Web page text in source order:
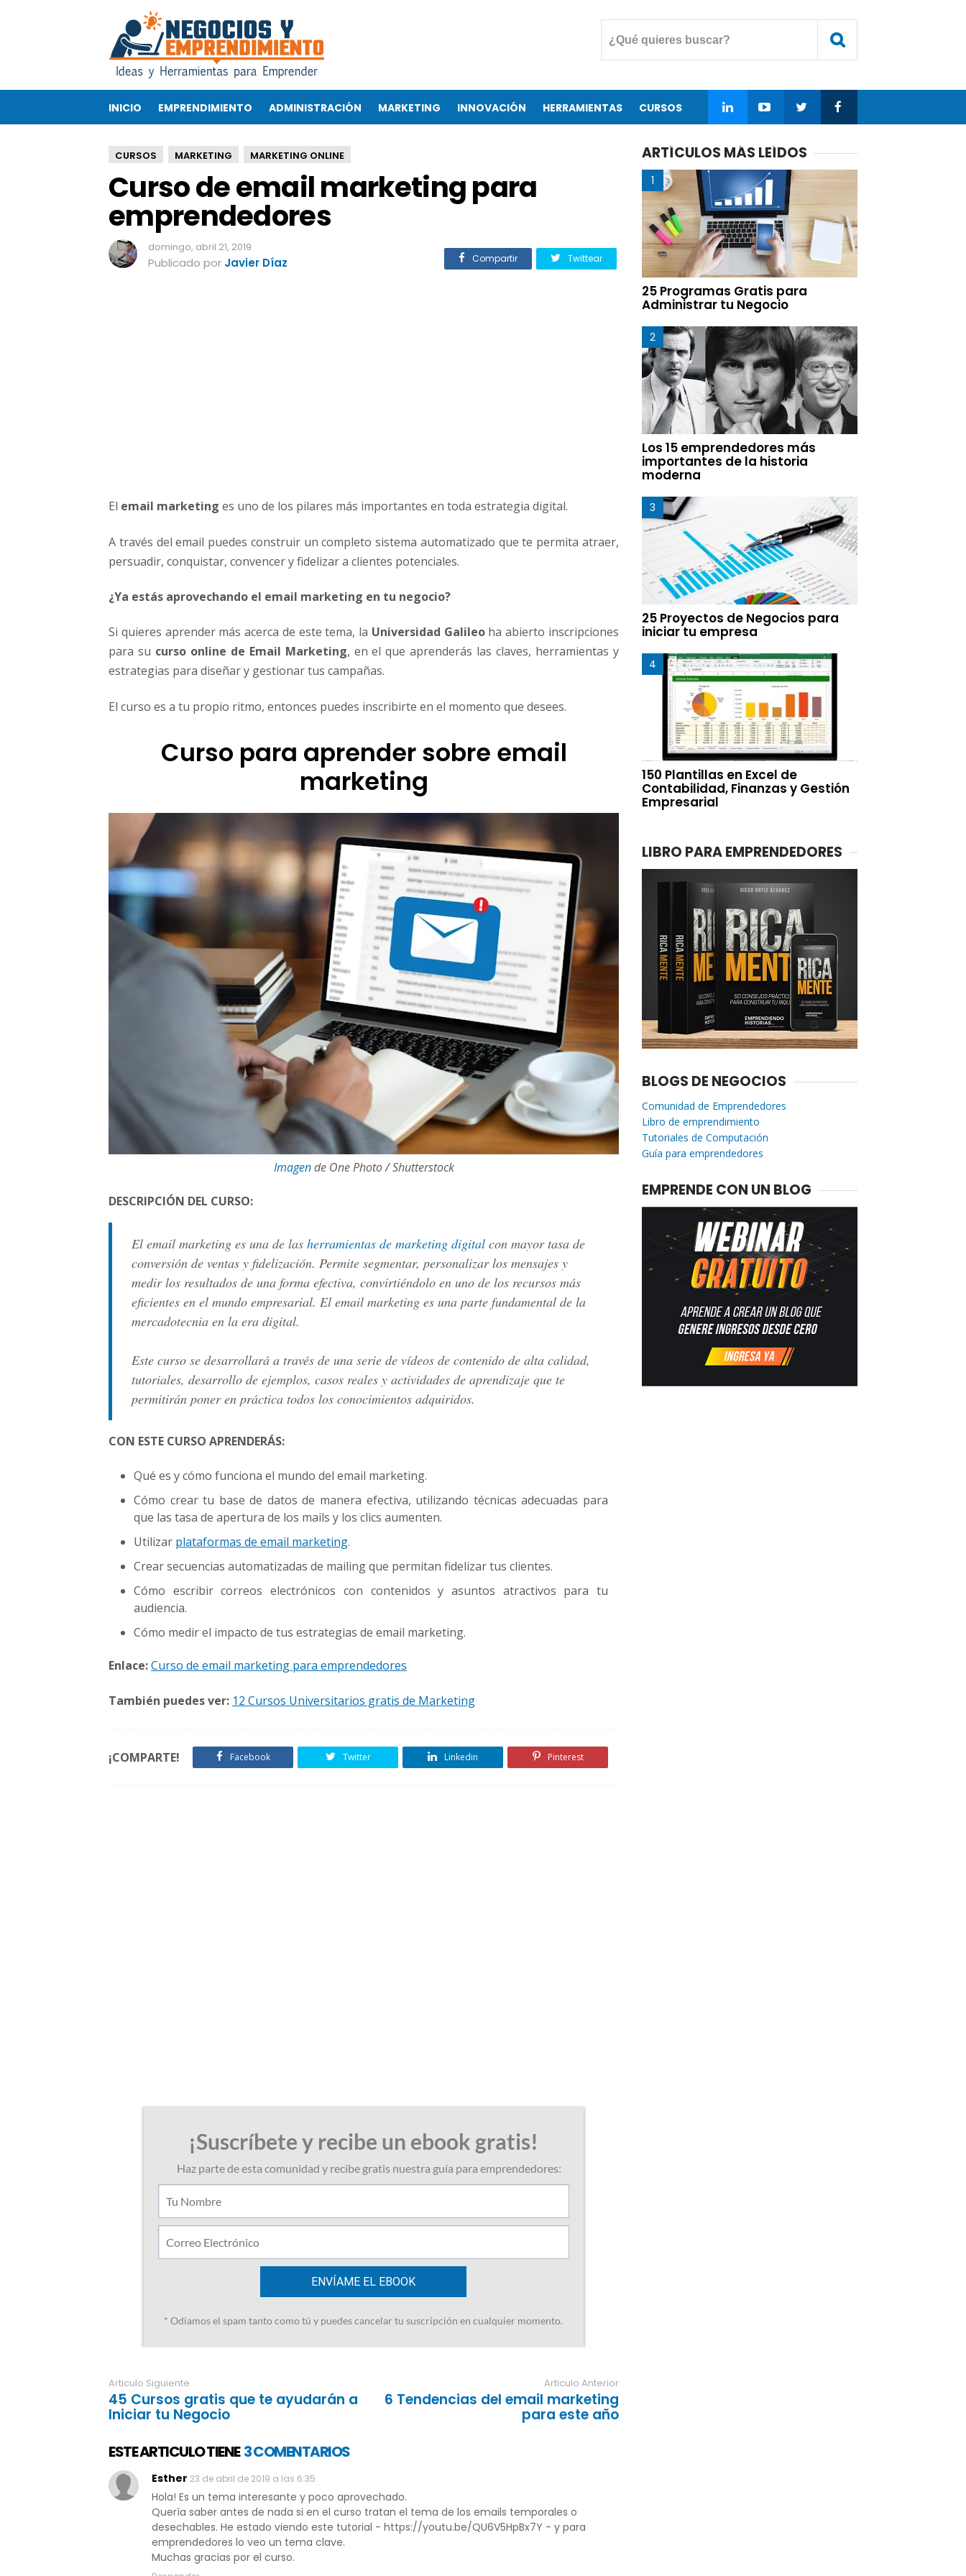
r
e
e
m
a
l
m
a
k
d
d
o
r
s
INICIO EMPRENDIMIENTO ADMINISTRACIÓN MARKETING INNOVACIÓN HERRAMIENTAS CURSOS
CURSOS MARKETING MARKETING ONLINE
Curso de email marketing para
emprendedores
domingo, abril 21, 2019
Publicado por Javier Díaz Compartir Twittear
El email marketing es uno de los pilares más importantes en toda estrategia digital.
A través del email puedes construir un completo sistema automatizado que te permita atraer,
persuadir, conquistar, convencer y fidelizar a clientes potenciales.
¿Ya estás aprovechando el email marketing en tu negocio?
Si quieres aprender más acerca de este tema, la Universidad Galileoha abierto inscripciones
para su curso online de Email Marketing, en el que aprenderás las claves, herramientas y
estrategias para diseñar y gestionar tus campañas.
El curso es a tu propio ritmo, entonces puedes inscribirte en el momento que desees.
Curso para aprender sobre email
marketing
Imagende One Photo / Shutterstock
DESCRIPCIÓN DEL CURSO:
El email marketing es una de las herramientas de marketing digital con mayor tasa de
conversión de ventas y fidelización. Permite segmentar, personalizar los mensajes y
medir los resultados de una forma efectiva, convirtiéndolo en uno de los recursos más
eficientes en el mundo empresarial. El email marketing es una parte fundamental de la
mercadotecnia en la era digital.
Este curso se desarrollará a través de una serie de vídeos de contenido de alta calidad,
tutoriales, desarrollo de ejemplos, casos reales y actividades de aprendizaje que te
permitirán poner en práctica todos los conocimientos adquiridos.
CON ESTE CURSO APRENDERÁS:
Qué es y cómo funciona el mundo del email marketing.
Cómo crear tu base de datos de manera efectiva, utilizando técnicas adecuadas para
que las tasa de apertura de los mails y los clics aumenten.
Utilizar plataformas de email marketing.
Crear secuencias automatizadas de mailing que permitan fidelizar tus clientes.
Cómo escribir correos electrónicos con contenidos y asuntos atractivos para tu
audiencia.
Cómo medir el impacto de tus estrategias de email marketing.
Enlace:Curso de email marketing para emprendedores
También puedes ver: 12 Cursos Universitarios gratis de Marketing
¡COMPARTE! Facebook Twitter Linkedin Pinterest
Articulo Siguiente
45 Cursos gratis que te ayudarán a
Iniciar tu Negocio
Articulo Anterior
6 Tendencias del email marketing
para este año
ESTE ARTICULO TIENE 3 COMENTARIOS
Esther 23 de abril de 2019 a las 6:35
Hola! Es un tema interesante y poco aprovechado.
Quería saber antes de nada si en el curso tratan el tema de los emails temporales o
desechables. He estado viendo este tutorial - https://youtu.be/QU6V5HpBx7Y - y para
emprendedores lo veo un tema clave.
Muchas gracias por el curso.
ARTÍCULOS MÁS LEÍDOS
25 Programas Gratis para
Administrar tu Negocio
Los 15 emprendedores más
importantes de la historia
moderna
25 Proyectos de Negocios para
iniciar tu empresa
150 Plantillas en Excel de
Contabilidad, Finanzas y Gestión
Empresarial
LIBRO PARA EMPRENDEDORES
BLOGS DE NEGOCIOS
Comunidad de Emprendedores
Libro de emprendimiento
Tutoriales de Computación
Guía para emprendedores
EMPRENDE CON UN BLOG